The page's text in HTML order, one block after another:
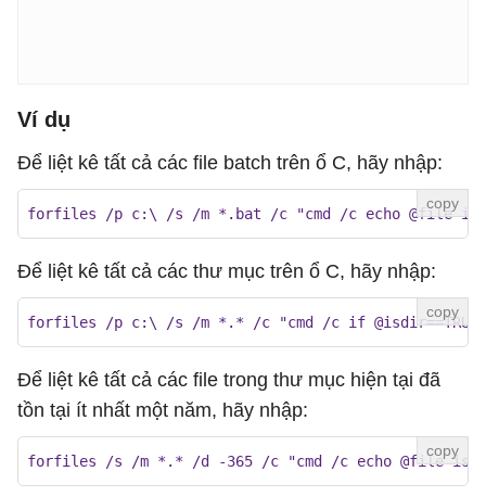
Ví dụ
Để liệt kê tất cả các file batch trên ổ C, hãy nhập:
forfiles /p c:\ /s /m *.bat /c "cmd /c echo @file
Để liệt kê tất cả các thư mục trên ổ C, hãy nhập:
forfiles /p c:\ /s /m *.* /c "cmd /c if @isdir==TRUE
Để liệt kê tất cả các file trong thư mục hiện tại đã
tồn tại ít nhất một năm, hãy nhập:
forfiles /s /m *.* /d -365 /c "cmd /c echo @file is